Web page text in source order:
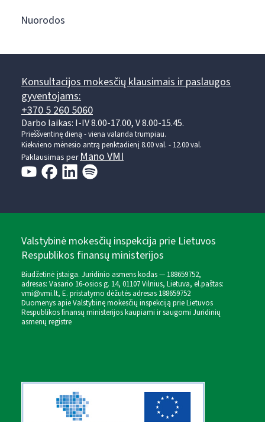
Nuorodos
Konsultacijos mokesčių klausimais ir paslaugos
gyventojams:
+370 5 260 5060
Darbo laikas: I-IV 8.00-17.00, V 8.00-15.45.
Prieššventinę dieną - viena valanda trumpiau.
Kiekvieno mėnesio antrą penktadienį 8.00 val. - 12.00 val.
Paklausimas per Mano VMI
Valstybinė mokesčių inspekcija prie Lietuvos
Respublikos finansų ministerijos
Biudžetinė įstaiga. Juridinio asmens kodas — 188659752,
adresas: Vasario 16-osios g. 14, 01107 Vilnius, Lietuva, el.paštas:
vmi@vmi.lt, E. pristatymo dėžutės adresas 188659752
Duomenys apie Valstybinę mokesčių inspekciją prie Lietuvos
Respublikos finansų ministerijos kaupiami ir saugomi Juridinių
asmenų registre